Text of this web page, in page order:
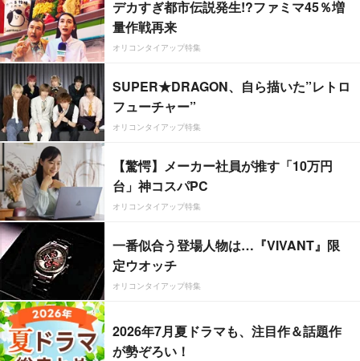
デカすぎ都市伝説発生!?ファミマ45％増
量作戦再来
オリコンタイアップ特集
SUPER★DRAGON、自ら描いた”レトロ
フューチャー”
オリコンタイアップ特集
【驚愕】メーカー社員が推す「10万円
台」神コスパPC
オリコンタイアップ特集
一番似合う登場人物は…『VIVANT』限
定ウオッチ
オリコンタイアップ特集
2026年7月夏ドラマも、注目作＆話題作
が勢ぞろい！